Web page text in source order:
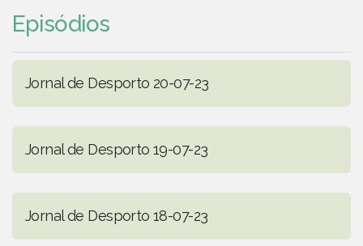
Episódios
Jornal de Desporto 20-07-23
Jornal de Desporto 19-07-23
Jornal de Desporto 18-07-23